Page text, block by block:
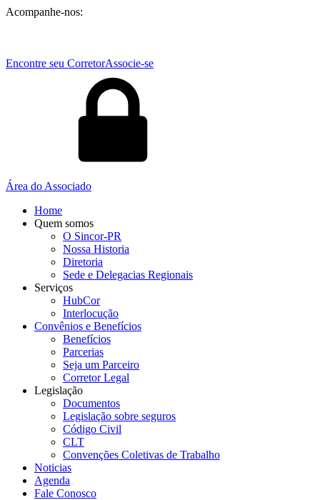
Acompanhe-nos:
Encontre seu CorretorAssocie-se
Área do Associado
Home
Quem somos
O Sincor-PR
Nossa Historia
Diretoria
Sede e Delegacias Regionais
Serviços
HubCor
Interlocução
Convênios e Benefícios
Benefícios
Parcerias
Seja um Parceiro
Corretor Legal
Legislação
Documentos
Legislação sobre seguros
Código Civil
CLT
Convenções Coletivas de Trabalho
Noticias
Agenda
Fale Conosco